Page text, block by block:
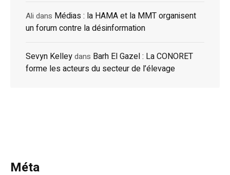
Ali dans Médias : la HAMA et la MMT organisent
un forum contre la désinformation
Sevyn Kelleydans Barh El Gazel : La CONORET
forme les acteurs du secteur de l’élevage
Méta